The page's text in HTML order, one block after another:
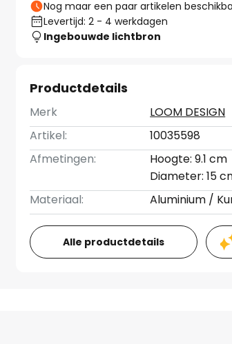
Nog maar een paar artikelen
Levertijd: 2 - 4 werkdagen
Ingebouwde lichtbron
Productdetails
Merk
LOOM DESIGN
Artikel:
10035598
Afmetingen:
Hoogte: 9.1 cm
Diameter: 15
Materiaal:
Aluminium /
Alle productdetails